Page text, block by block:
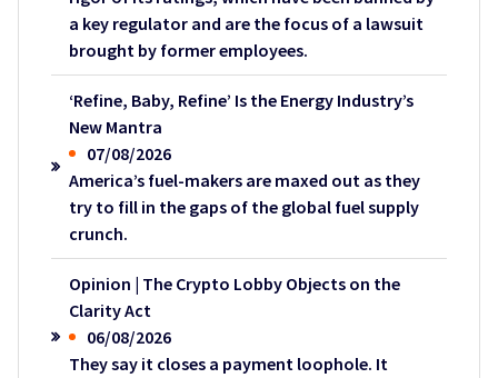
a key regulator and are the focus of a lawsuit
brought by former employees.
‘Refine, Baby, Refine’ Is the Energy Industry’s
New Mantra
07/08/2026
America’s fuel-makers are maxed out as they
try to fill in the gaps of the global fuel supply
crunch.
Opinion | The Crypto Lobby Objects on the
Clarity Act
06/08/2026
They say it closes a payment loophole. It